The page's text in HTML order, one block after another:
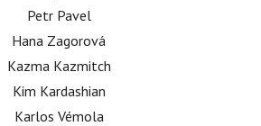
Petr Pavel
Hana Zagorová
Kazma Kazmitch
Kim Kardashian
Karlos Vémola